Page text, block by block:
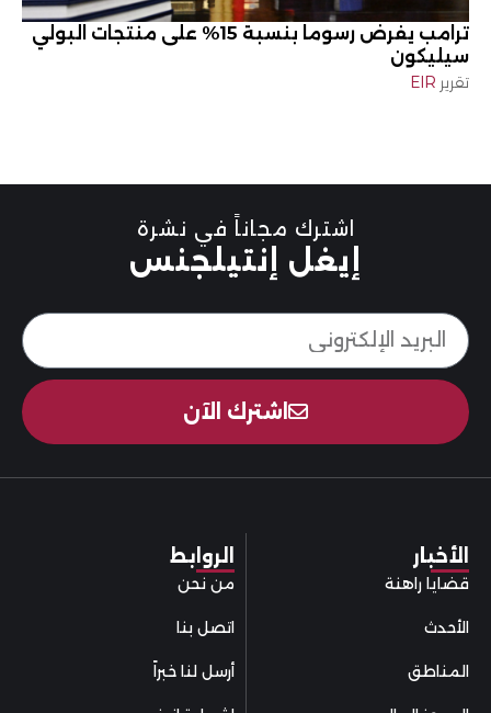
ترامب يفرض رسوما بنسبة 15% على منتجات البولي
سيليكون
تقرير EIR
اشترك مجاناً في نشرة
إيغل إنتيلجنس
اشترك الآن
الأخبار
قضايا راهنة
الأحدث
المناطق
الروابط
من نحن
اتصل بنا
أرسل لنا خبراً